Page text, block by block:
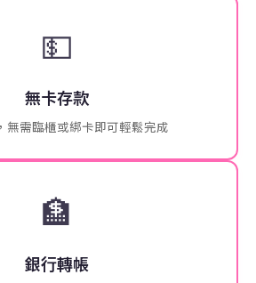
💵
無卡存款
無需臨櫃或綁卡即可輕鬆完成
🏦
銀行轉帳